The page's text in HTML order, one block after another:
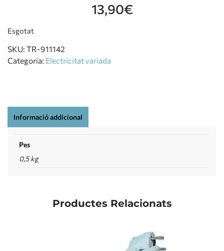
13,90€
Esgotat
SKU: TR-911142
Categoria: Electricitat variada
Informació addicional
Pes
0,5 kg
Productes Relacionats